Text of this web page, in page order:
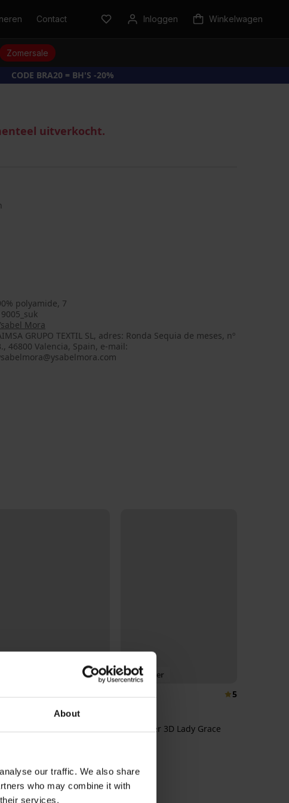
About
our traffic. We also share
who may combine it with
services.
Contact Inloggen Winkelwagen
Zomersale
CODE BRA20 = BH'S -20%
uitverkocht.
polyamide, 7
Mora
GRUPO TEXTIL SL, adres: Ronda Sequia de meses, nº
46800 Valencia, Spain, e-mail:
Siluette Lace
€
Bestseller
5
Bh Spacer 3D Lady Grace